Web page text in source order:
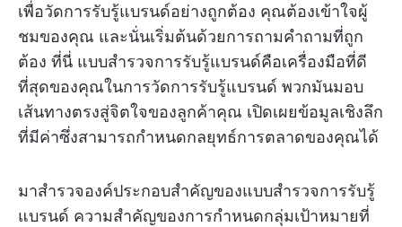
เพื่อวัดการรับรู้แบรนด์อย่างถูกต้อง คุณต้องเข้าใจผู้
ชมของคุณ และนั่นเริ่มต้นด้วยการถามคำถามที่ถูก
ต้อง ที่นี่ แบบสำรวจการรับรู้แบรนด์คือเครื่องมือที่ดี
ที่สุดของคุณในการวัดการรับรู้แบรนด์ พวกมันมอบ
เส้นทางตรงสู่จิตใจของลูกค้าคุณ เปิดเผยข้อมูลเชิงลึก
ที่มีค่าซึ่งสามารถกำหนดกลยุทธ์การตลาดของคุณได้
มาสำรวจองค์ประกอบสำคัญของแบบสำรวจการรับรู้
แบรนด์ ความสำคัญของการกำหนดกลุ่มเป้าหมายที่